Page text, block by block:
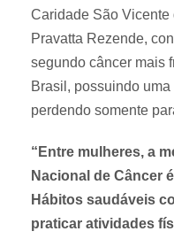
Caridade São
Pravatta Rezende,
segundo câncer mais
Brasil, possuindo
perdendo somente
“Entre mulheres, a
Nacional de Câncer
Hábitos saudáveis
praticar atividades